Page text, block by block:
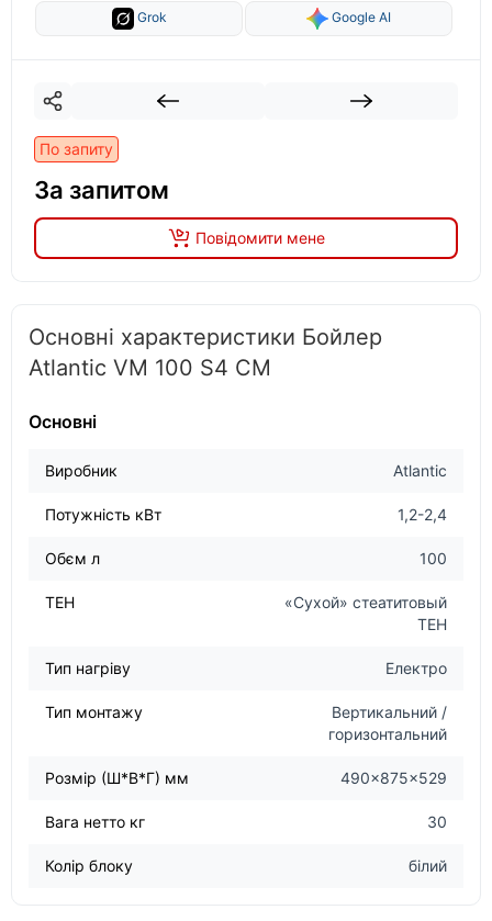
Grok Google AI
По запиту
За запитом
Повідомити мене
Основні характеристики Бойлер
Atlantic VM 100 S4 CM
Основні
Виробник Atlantic
Потужність кВт 1,2-2,4
Обєм л 100
ТЕН
«Сухой» стеатитовый
ТЕН
Тип нагріву Електро
Тип монтажу
Вертикальний /
горизонтальний
Розмір (Ш*В*Г) мм 490x875x529
Вага нетто кг 30
Колір блоку білий